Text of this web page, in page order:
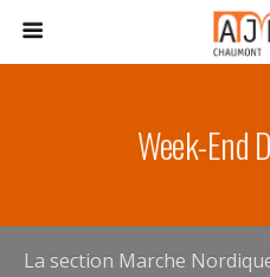
Week-End
La section Marche